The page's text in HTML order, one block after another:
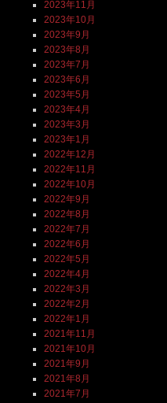
2023年11月
2023年10月
2023年9月
2023年8月
2023年7月
2023年6月
2023年5月
2023年4月
2023年3月
2023年1月
2022年12月
2022年11月
2022年10月
2022年9月
2022年8月
2022年7月
2022年6月
2022年5月
2022年4月
2022年3月
2022年2月
2022年1月
2021年11月
2021年10月
2021年9月
2021年8月
2021年7月